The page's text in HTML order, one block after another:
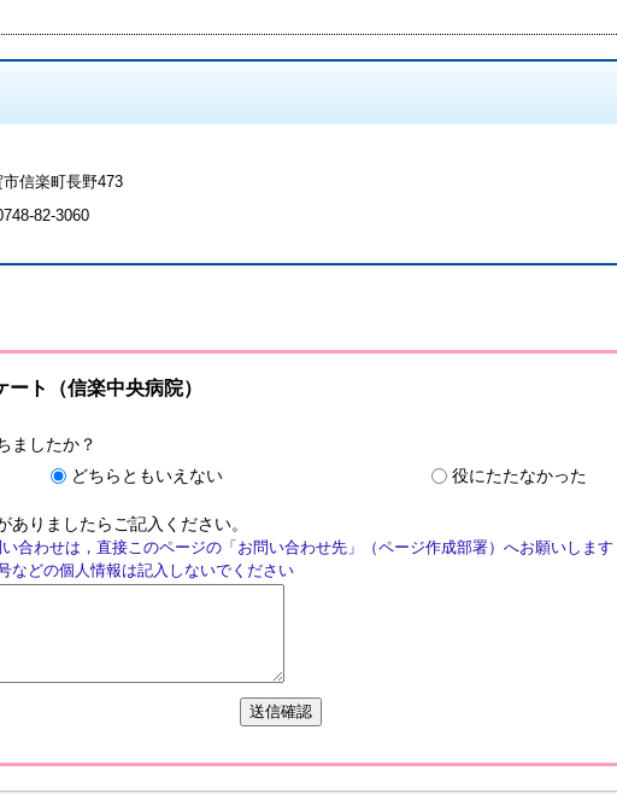
信楽町長野473
82-3060
ト（信楽中央病院）
ましたか？
どちらともいえない 役にたたなかった
ありましたらご記入ください。
い合わせは，直接このページの「お問い合わせ先」（ページ作成部署）へお願いしま
などの個人情報は記入しないでください